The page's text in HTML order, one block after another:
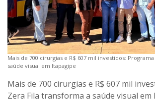
Mais de 700 cirurgias e R$ 607 mil investidos:
saúde visual em Itapagipe
Mais de 700 cirurgias e R$ 607 mil
Zera Fila transforma a saúde visual em